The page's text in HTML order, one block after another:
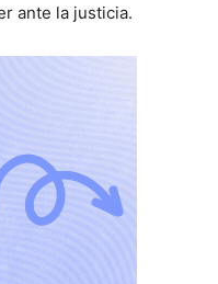
ante la justicia.